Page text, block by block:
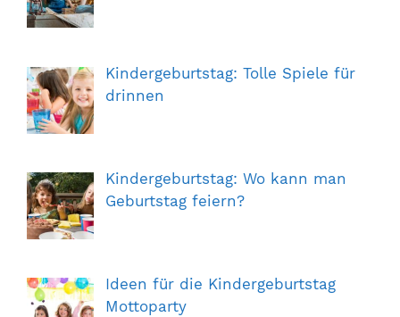
Kindergeburtstag: Tolle Spiele für
drinnen
Kindergeburtstag: Wo kann man
Geburtstag feiern?
Ideen für die Kindergeburtstag
Mottoparty